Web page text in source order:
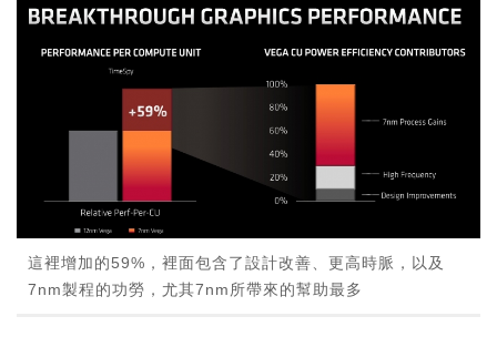
這裡增加的59%，裡面包含了設計改善、更高時脈，以及
7nm製程的功勞，尤其7nm所帶來的幫助最多